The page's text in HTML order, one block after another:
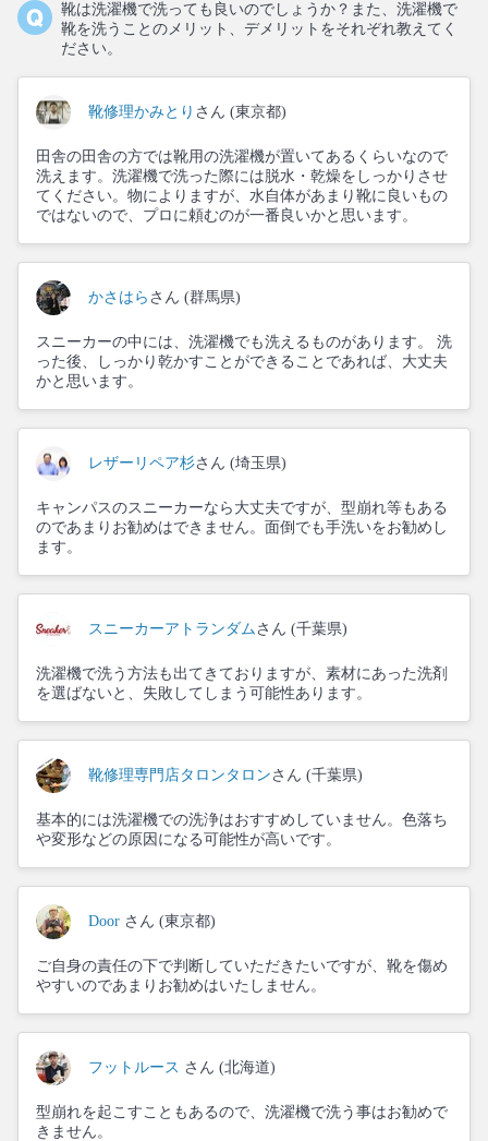
靴は洗濯機で洗っても良いのでしょうか？また、洗濯機で
靴を洗うことのメリット、デメリットをそれぞれ教えてく
ださい。
靴修理かみとり さん (東京都)
田舎の田舎の方では靴用の洗濯機が置いてあるくらいなので
洗えます。洗濯機で洗った際には脱水・乾燥をしっかりさせ
てください。物によりますが、水自体があまり靴に良いもの
ではないので、プロに頼むのが一番良いかと思います。
かさはら さん (群馬県)
スニーカーの中には、洗濯機でも洗えるものがあります。 洗
った後、しっかり乾かすことができることであれば、大丈夫
かと思います。
レザーリペア杉さん (埼玉県)
キャンパスのスニーカーなら大丈夫ですが、型崩れ等もある
のであまりお勧めはできません。面倒でも手洗いをお勧めし
ます。
スニーカーアトランダム さん (千葉県)
洗濯機で洗う方法も出てきておりますが、素材にあった洗剤
を選ばないと、失敗してしまう可能性あります。
靴修理専門店タロンタロン さん (千葉県)
基本的には洗濯機での洗浄はおすすめしていません。色落ち
や変形などの原因になる可能性が高いです。
Door さん (東京都)
ご自身の責任の下で判断していただきたいですが、靴を傷め
やすいのであまりお勧めはいたしません。
フットルース さん (北海道)
型崩れを起こすこともあるので、洗濯機で洗う事はお勧めで
きません。